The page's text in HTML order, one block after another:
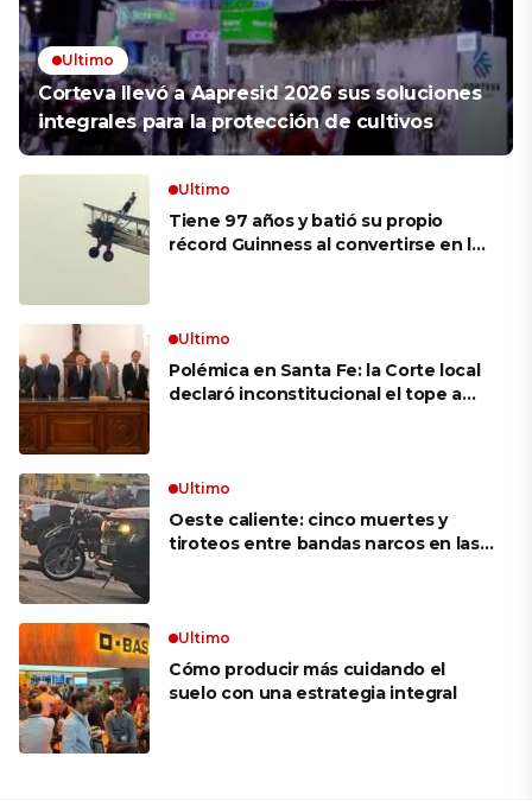
Ultimo
Corteva llevó a Aapresid 2026 sus soluciones
integrales para la protección de cultivos
Ultimo
Tiene 97 años y batió su propio
récord Guinness al convertirse en la
puedo’ no existen en mi vocabulario»
Ultimo
Polémica en Santa Fe: la Corte local
declaró inconstitucional el tope a
Ultimo
Oeste caliente: cinco muertes y
tiroteos entre bandas narcos en las
Ultimo
Cómo producir más cuidando el
suelo con una estrategia integral